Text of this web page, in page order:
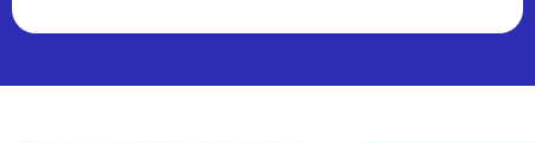
が適当と判断する方法で告知します。変更後にご利用者が本サイト
ものとみなされます。